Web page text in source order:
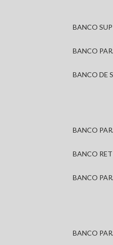
BANCO
BANCO
BANCO DE
BANCO
BANCO
BANCO
BANCO